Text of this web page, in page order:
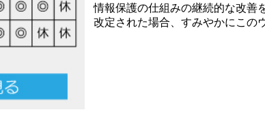
情報保護の仕組みの継続的な改善
改定された場合、すみやかにこの